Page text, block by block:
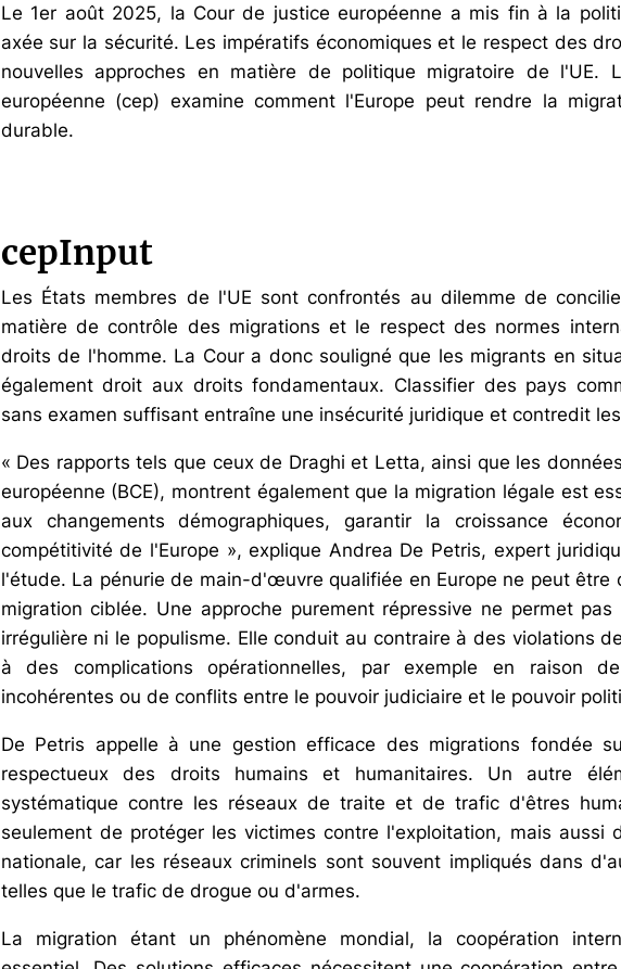
Le 1er août 2025, la Cour de justice européenne a mis fin à la
axée sur la sécurité. Les impératifs économiques et le respect des
nouvelles approches en matière de politique migratoire de l'UE.
européenne (cep) examine comment l'Europe peut rendre la
durable.
cepInput
Les États membres de l'UE sont confrontés au dilemme de
matière de contrôle des migrations et le respect des normes
droits de l'homme. La Cour a donc souligné que les migrants en
également droit aux droits fondamentaux. Classifier des pays
sans examen suffisant entraîne une insécurité juridique et contredit
« Des rapports tels que ceux de Draghi et Letta, ainsi que les
européenne (BCE), montrent également que la migration légale est
aux changements démographiques, garantir la croissance
compétitivité de l'Europe », explique Andrea De Petris, expert
l'étude. La pénurie de main-d'œuvre qualifiée en Europe ne peut être
migration ciblée. Une approche purement répressive ne permet
irrégulière ni le populisme. Elle conduit au contraire à des violations
à des complications opérationnelles, par exemple en raison
incohérentes ou de conflits entre le pouvoir judiciaire et le pouvoir
De Petris appelle à une gestion efficace des migrations fondée
respectueux des droits humains et humanitaires. Un autre
systématique contre les réseaux de traite et de trafic d'êtres
seulement de protéger les victimes contre l'exploitation, mais aussi
nationale, car les réseaux criminels sont souvent impliqués dans
telles que le trafic de drogue ou d'armes.
La migration étant un phénomène mondial, la coopération